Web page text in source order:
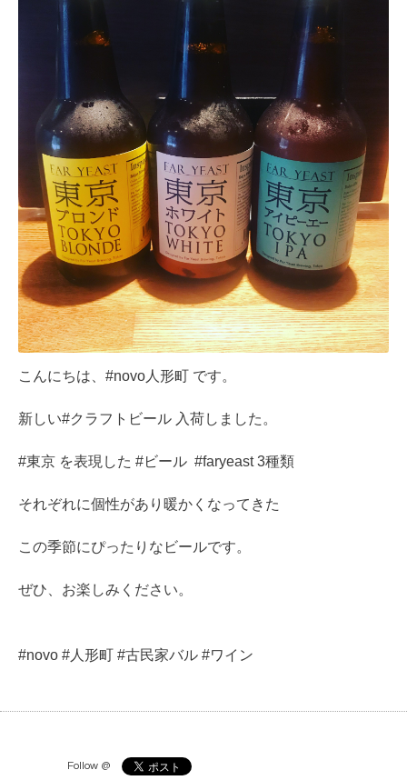
こんにちは、#novo人形町 です。
新しい#クラフトビール 入荷しました。
#東京 を表現した #ビール #faryeast 3種類
それぞれに個性があり暖かくなってきた
この季節にぴったりなビールです。
ぜひ、お楽しみください。
#novo #人形町 #古民家バル #ワイン
Follow @